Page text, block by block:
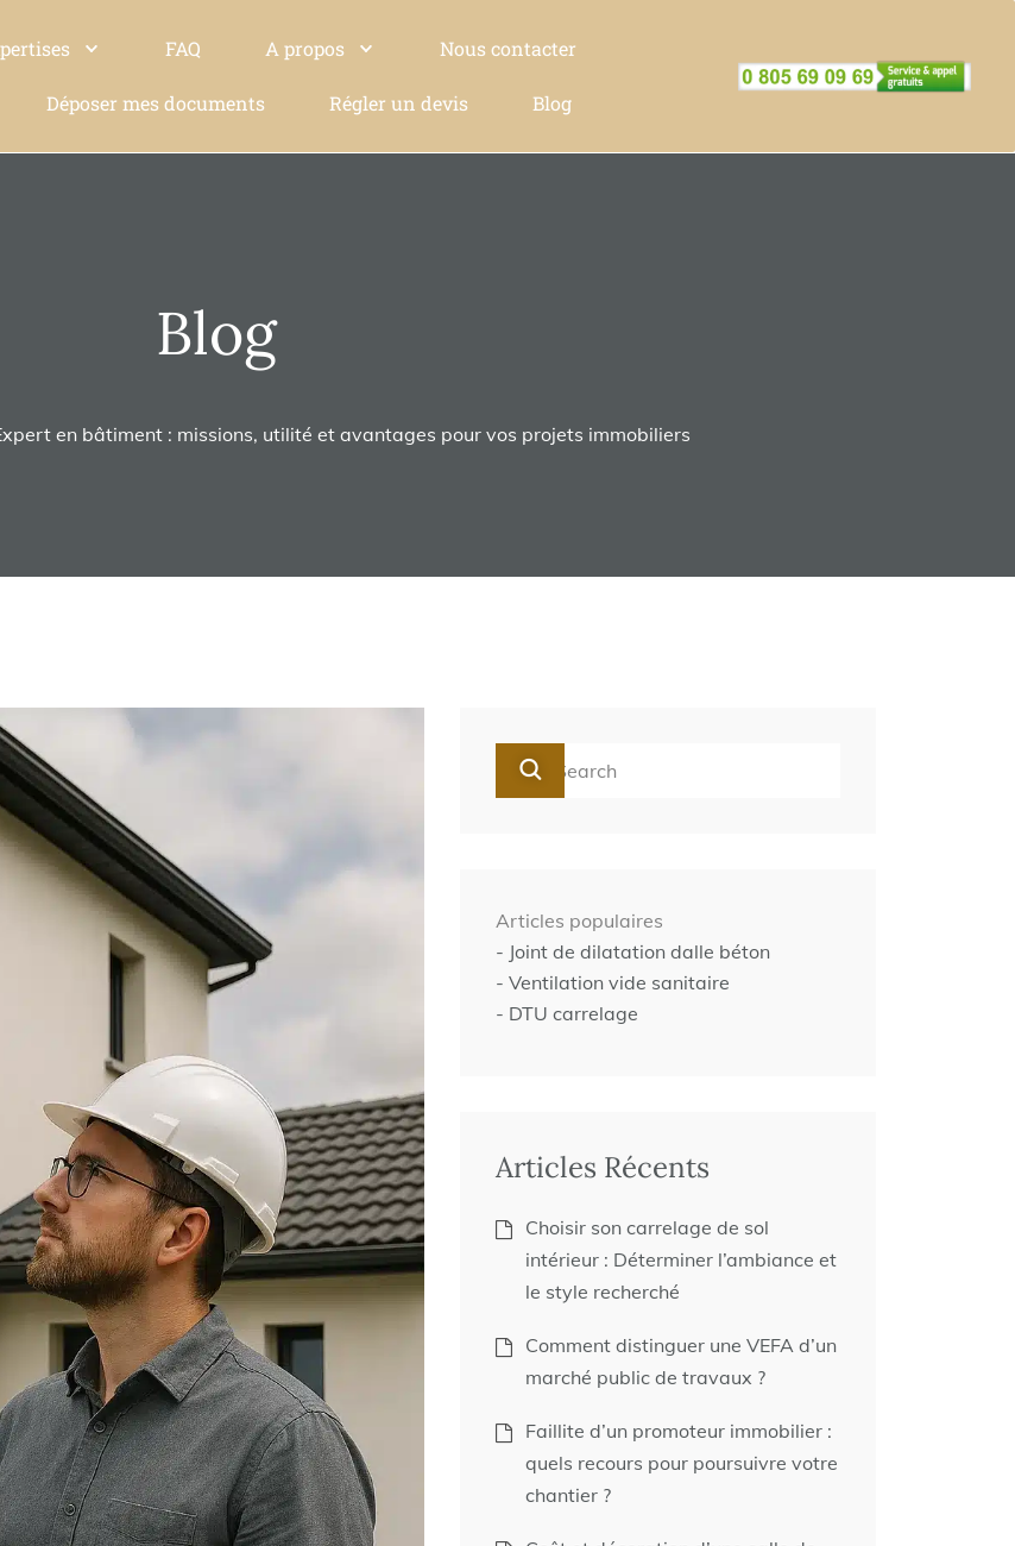
FAQ A propos Nous contacter
Déposer mes documents Régler un devis Blog
Blog
en bâtiment : missions, utilité et avantages pour vos projets immobiliers
Articles populaires
- Joint de dilatation dalle béton
- Ventilation vide sanitaire
- DTU carrelage
Articles Récents
Choisir son carrelage de sol
intérieur : Déterminer l’ambiance et
le style recherché
Comment distinguer une VEFA d’un
marché public de travaux ?
Faillite d’un promoteur immobilier :
quels recours pour poursuivre votre
chantier ?